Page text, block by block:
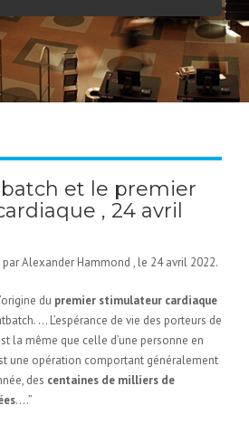
et le premier
, 24 avril
par Alexander Hammond , le 24 avril 2022.
du premier stimulateur cardiaque
… L’espérance de vie des porteurs de
la même que celle d’une personne en
une opération comportant généralement
des centaines de milliers de
….”